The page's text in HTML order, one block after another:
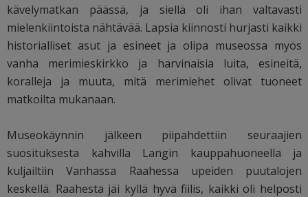
kävelymatkan päässä, ja siellä oli ihan valtavasti
mielenkiintoista nähtävää. Lapsia kiinnosti hurjasti kaikki
historialliset asut ja esineet ja olipa museossa myös
vanha merimieskirkko ja harvinaisia luita, esineitä,
koralleja ja muuta, mitä merimiehet olivat tuoneet
matkoilta mukanaan.
Museokäynnin jälkeen piipahdettiin seuraajien
suosituksesta kahvilla Langin kauppahuoneella ja
kuljailtiin Vanhassa Raahessa upeiden puutalojen
keskellä. Raahesta jäi kyllä hyvä fiilis, kaikki oli helposti